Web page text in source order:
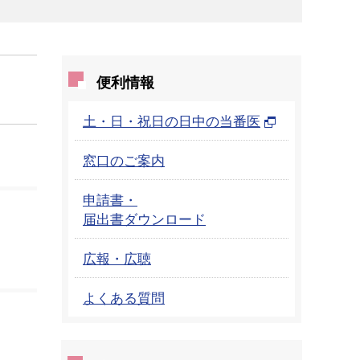
便利情報
土・日・祝日の日中の当番医
窓口のご案内
申請書・
届出書ダウンロード
広報・広聴
よくある質問